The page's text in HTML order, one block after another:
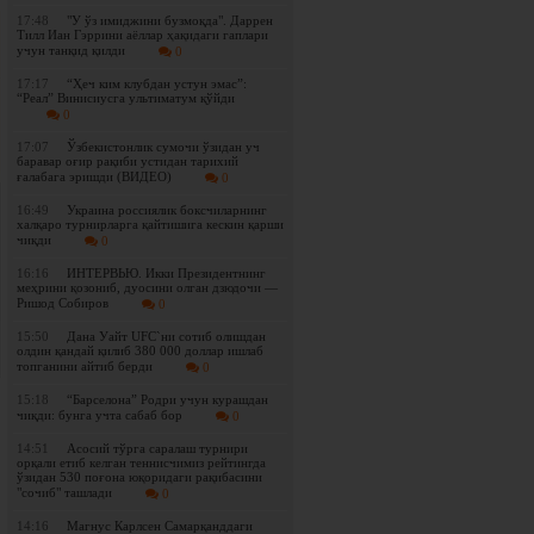
17:48
"У ўз имиджини бузмоқда". Даррен
Тилл Иан Гэррини аёллар ҳақидаги гаплари
учун танқид қилди
0
17:17
“Ҳеч ким клубдан устун эмас”:
“Реал” Винисиусга ультиматум қўйди
0
17:07
Ўзбекистонлик сумочи ўзидан уч
баравар оғир рақиби устидан тарихий
ғалабага эришди (ВИДЕО)
0
16:49
Украина россиялик боксчиларнинг
халқаро турнирларга қайтишига кескин қарши
чиқди
0
16:16
ИНТЕРВЬЮ. Икки Президентнинг
меҳрини қозониб, дуосини олган дзюдочи —
Ришод Собиров
0
15:50
Дана Уайт UFC`ни сотиб олишдан
олдин қандай қилиб 380 000 доллар ишлаб
топганини айтиб берди
0
15:18
“Барселона” Родри учун курашдан
чиқди: бунга учта сабаб бор
0
14:51
Асосий тўрга саралаш турнири
орқали етиб келган теннисчимиз рейтингда
ўзидан 530 поғона юқоридаги рақибасини
"сочиб" ташлади
0
14:16
Магнус Карлсен Самарқанддаги